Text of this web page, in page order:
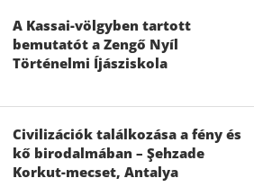
A Kassai-völgyben tartott
bemutatót a Zengő Nyíl
Történelmi Íjásziskola
Civilizációk találkozása a fény és
kő birodalmában – Şehzade
Korkut-mecset, Antalya